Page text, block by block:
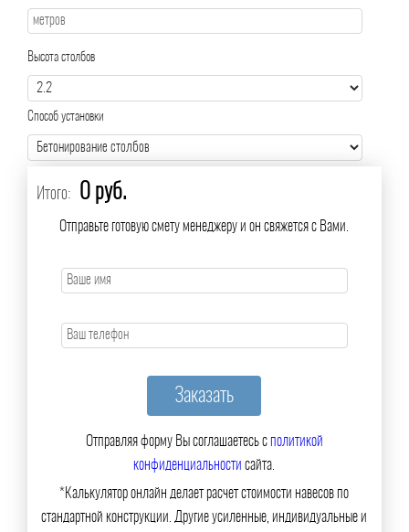
Высота столбов
Способ установки
Итого: 0 руб.
Отправьте готовую смету менеджеру и он свяжется с Вами.
Отправляя форму Вы соглашаетесь сполитикой
конфиденциальности сайта.
*Калькулятор онлайн делает расчет стоимости навесов по
стандартной конструкции. Другие усиленные, индивидуальные и